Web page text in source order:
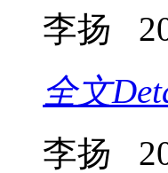
李扬
全文
李扬